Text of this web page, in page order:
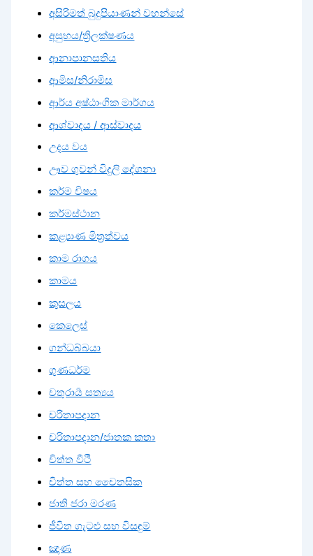
අසිරිමත් බුදුපියාණන් වහන්සේ
අසුභය/ත්‍රිලක්ෂණය
ආනාපානසතිය
ආමිස/නිරාමිස
ආර්ය අෂ්ඨාංගික මාර්ගය
ආශ්වාදය / ආස්වාදය
උදය වය
ඌව ගුවන් විදුලි දේශනා
කර්ම විෂය
කර්මස්ථාන
කළ්‍යාණ මිත්‍රත්වය
කාම රාගය
කාමය
කුසලය
කෙලෙස්
ගන්ධබ්බයා
ගුණධර්ම
චතුරාර්‍ය සත්‍යය
චරිතාපදාන
චරිතාපදාන/ජාතක කතා
චිත්ත වීථි
චිත්ත සහ චෛතසික
ජාති ජරා මරණ
ජීවිත ගැටළු සහ විසඳුම්
ඤාණ